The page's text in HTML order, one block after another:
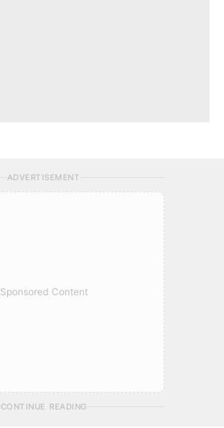
ADVERTISEMENT
Sponsored Content
CONTINUE READING